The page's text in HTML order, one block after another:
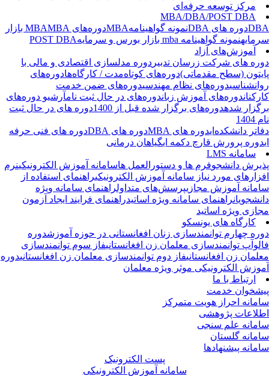
مرکز توسعه حرفه‌ای
MBA/DBA/POST DBA
دوره های D‌BA نمونه گواهینامهMBAدوره‌های MBA
MBA بازار
نمونه گواهینامه mba بازار بورس و سرمایه
POST DBA
آموزش‌های آزاد
های شرکت زرسان تدبیردوره مدلسازی اقتصادی و مالی با
(سطح مقدماتی) دوره‌های کوتاه‌مدت / کارگاه‌هادوره‌های
دوره‌های نظام مهندسیدوره‌های ضمن خدمت
دوره‌های آموزش زباندوره‌های در حال ثبت نامآرشیو دوره‌های
شدهدوره‌های برگزار شده قبل از 1400
دوره های در حال ثبت
دانشکده‌ایدوره های MBA دوره های DBA
دوره های فنی حرفه
پرورش قارچ دکمه ای گیاهان درمانی
سامانه LMS
دانشجوفرم ها و دستورالعمل هاسامانه آموزش الکترونیکینرم
مورد نیاز سامانه آموزش الکترونیکیراهنمای استفاده از
آموزش مجازیپرسش‌های متداولراهنمای سامانه ویژه
راهنمای سامانه ویژه اساتیدراهنمای فرایند ایجاد آزمون
ویژه اساتید
کارگاه های یونسکو
چهارم توانمندسازی زنان افغانستانی در حوزه آموزشدوره
توانمندسازی معلمان زن افغانستانیفاز سوم توانمندسازی
زن افغانستانیفاز دوم توانمندسازی معلمان زن افغانستانیدوره
الکترونیکی موثر ویژه معلمان
ارتباط با ما
خدمت
احراز هویت متمرکز
پژوهشی
علم سنجی
گلستان
پیشنهادها
پست الکترونیک
سامانه آموزش الکترونیکی